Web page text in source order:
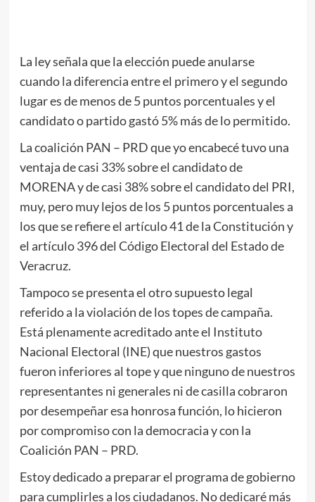
La ley señala que la elección puede anularse
cuando la diferencia entre el primero y el segundo
lugar es de menos de 5 puntos porcentuales y el
candidato o partido gastó 5% más de lo permitido.
La coalición PAN – PRD que yo encabecé tuvo una
ventaja de casi 33% sobre el candidato de
MORENA y de casi 38% sobre el candidato del PRI,
muy, pero muy lejos de los 5 puntos porcentuales a
los que se refiere el artículo 41 de la Constitución y
el artículo 396 del Código Electoral del Estado de
Veracruz.
Tampoco se presenta el otro supuesto legal
referido a la violación de los topes de campaña.
Está plenamente acreditado ante el Instituto
Nacional Electoral (INE) que nuestros gastos
fueron inferiores al tope y que ninguno de nuestros
representantes ni generales ni de casilla cobraron
por desempeñar esa honrosa función, lo hicieron
por compromiso con la democracia y con la
Coalición PAN – PRD.
Estoy dedicado a preparar el programa de gobierno
para cumplirles a los ciudadanos. No dedicaré más